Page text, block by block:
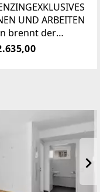
UND ARBEITEN
brennt der
moderner
das ganze Jahr